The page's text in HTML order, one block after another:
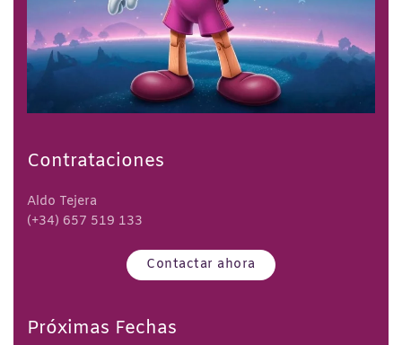
Contrataciones
Aldo Tejera
(+34) 657 519 133
Contactar ahora
Próximas Fechas